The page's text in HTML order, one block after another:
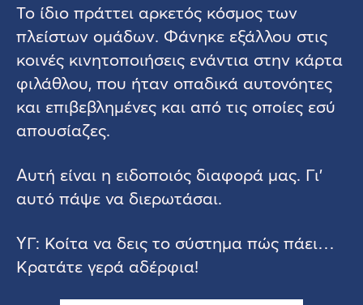
Το ίδιο πράττει αρκετός κόσμος των
πλείστων ομάδων. Φάνηκε εξάλλου στις
κοινές κινητοποιήσεις ενάντια στην κάρτα
φιλάθλου, που ήταν οπαδικά αυτονόητες
και επιβεβλημένες και από τις οποίες εσύ
απουσίαζες.
Αυτή είναι η ειδοποιός διαφορά μας. Γι’
αυτό πάψε να διερωτάσαι.
ΥΓ: Κοίτα να δεις το σύστημα πώς πάει…
Κρατάτε γερά αδέρφια!